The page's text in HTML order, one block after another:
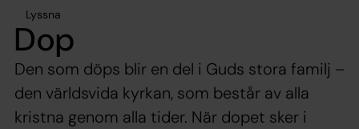
Lyssna
Dop
Den som döps blir en del i Guds stora familj –
den världsvida kyrkan, som består av alla
kristna genom alla tider. När dopet sker i